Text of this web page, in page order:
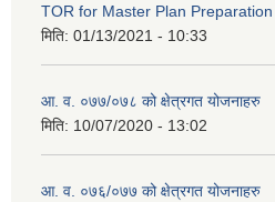
TOR for Master Plan Preparation
मिति: 01/13/2021 - 10:33
आ. व. ०७७/०७८ को क्षेत्रगत योजनाहरु
मिति: 10/07/2020 - 13:02
आ. व. ०७६/०७७ को क्षेत्रगत योजनाहरु